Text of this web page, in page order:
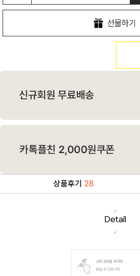
선물하기
상품후기 28
Detail
상세 정보를 확대해
보실 수 있습니다.